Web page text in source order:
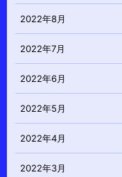
2022年8月
2022年7月
2022年6月
2022年5月
2022年4月
2022年3月